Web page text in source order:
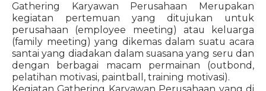
Gathering Karyawan Perusahaan Merupakan
kegiatan pertemuan yang ditujukan untuk
perusahaan (employee meeting) atau keluarga
(family meeting) yang dikemas dalam suatu acara
santai yang diadakan dalam suasana yang seru dan
dengan berbagai macam permainan (outbond,
pelatihan motivasi, paintball, training motivasi).